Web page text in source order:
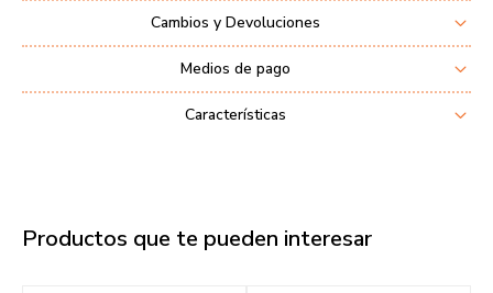
Cambios y Devoluciones
Medios de pago
Características
Productos que te pueden interesar